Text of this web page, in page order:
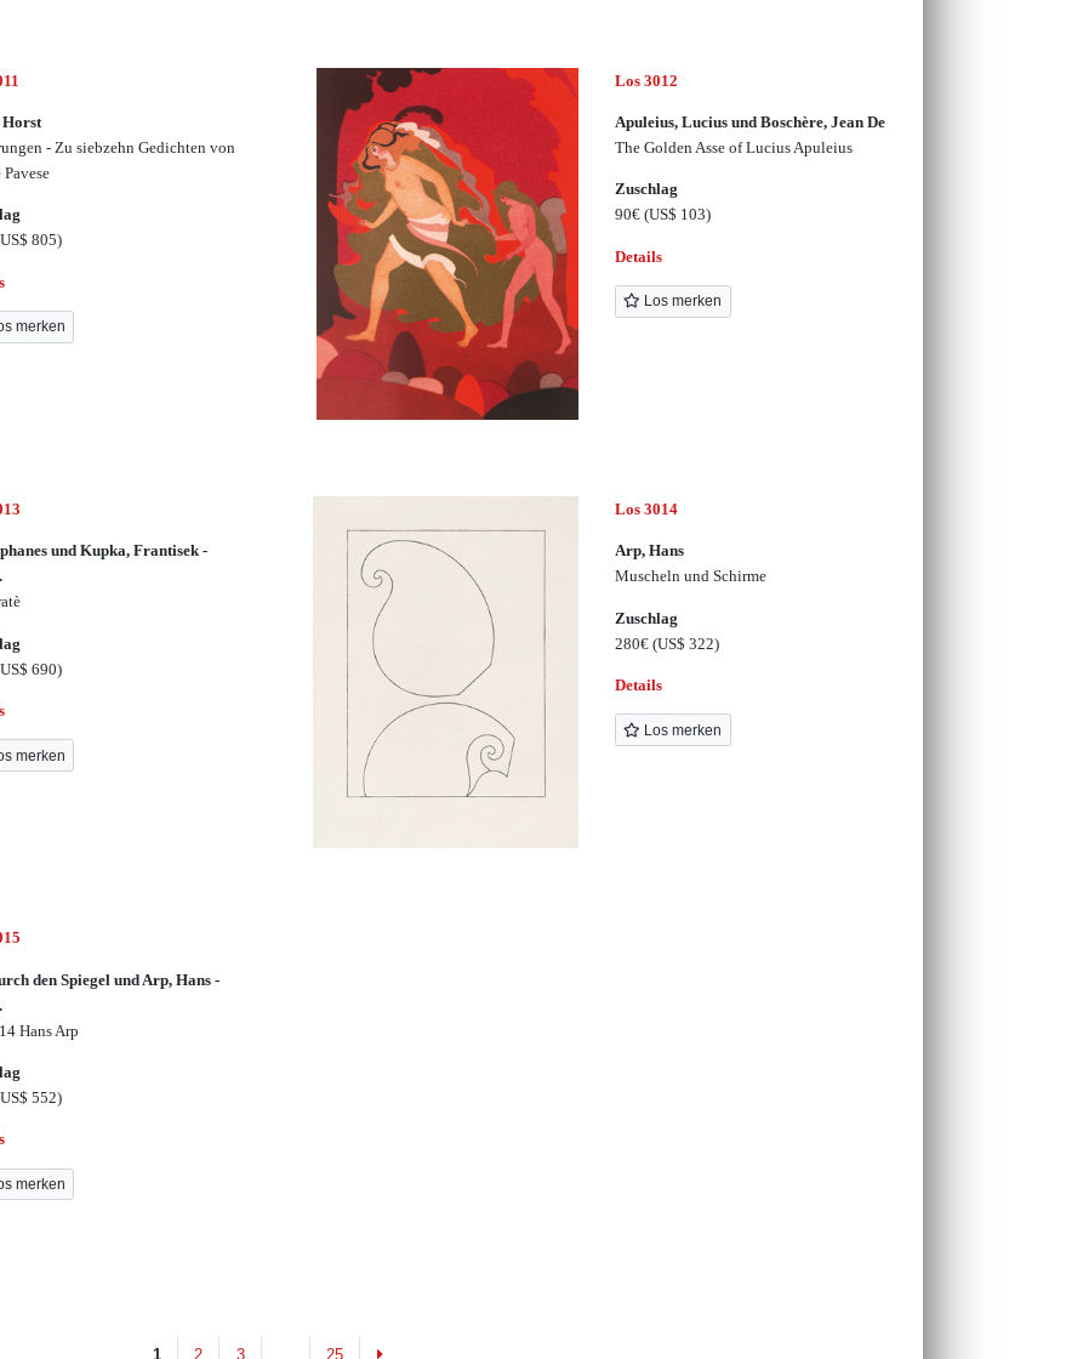
Horst
- Zu siebzehn Gedichten von
Pavese
805)
merken
Los 3012
Apuleius, Lucius und Boschère, Jean De
The Golden Asse of Lucius Apuleius
Zuschlag
90€ (US$ 103)
Details
Los merken
und Kupka, Frantisek -
690)
merken
Los 3014
Arp, Hans
Muscheln und Schirme
Zuschlag
280€ (US$ 322)
Details
Los merken
den Spiegel und Arp, Hans -
Hans Arp
552)
merken
1 2 3 25 Next